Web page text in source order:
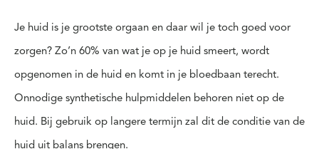
Je huid is je grootste orgaan en daar wil je toch goed voor
zorgen? Zo’n 60% van wat je op je huid smeert, wordt
opgenomen in de huid en komt in je bloedbaan terecht.
Onnodige synthetische hulpmiddelen behoren niet op de
huid. Bij gebruik op langere termijn zal dit de conditie van de
huid uit balans brengen.